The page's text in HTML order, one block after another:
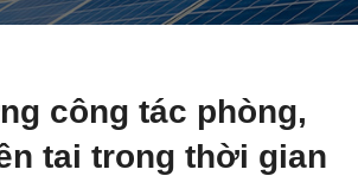
công tác phòng,
tai trong thời gian